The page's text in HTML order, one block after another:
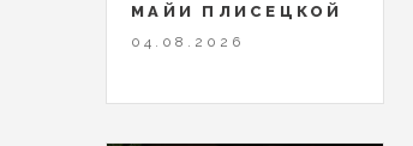
МАЙИ ПЛИСЕЦКОЙ
04.08.2026